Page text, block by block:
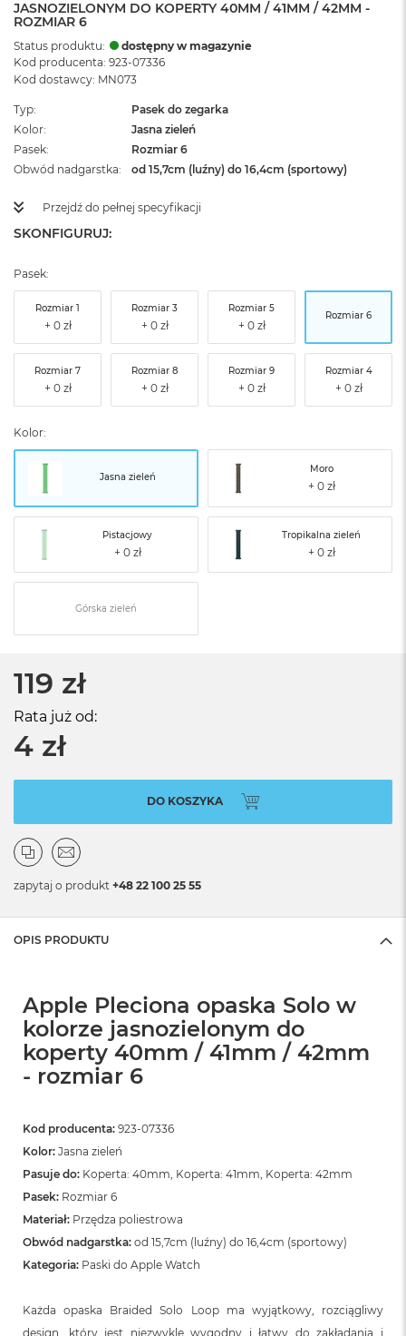
JASNOZIELONYM DO KOPERTY 40MM / 41MM / 42MM -
ROZMIAR 6
Status produktu:
dostępny w magazynie
Kod producenta: 923-07336
Kod dostawcy: MN073
Typ
Pasek do zegarka
Kolor
Jasna zieleń
Pasek
Rozmiar 6
Obwód nadgarstka
od 15,7cm (luźny) do 16,4cm (sportowy)
Przejdź do pełnej specyfikacji
SKONFIGURUJ:
Pasek:
Rozmiar 1 Rozmiar 3 Rozmiar 5
Rozmiar 6
Rozmiar 7 Rozmiar 8 Rozmiar 9 Rozmiar 4
Kolor:
Jasna zieleń
Moro
Pistacjowy Tropikalna zieleń
Górska zieleń
119 zł
Rata już od:
4 zł
DO KOSZYKA
zapytaj o produkt +48 22 100 25 55
OPIS PRODUKTU
Apple Pleciona opaska Solo w
kolorze jasnozielonym do
koperty 40mm / 41mm / 42mm
- rozmiar 6
Kod producenta: 923-07336
Kolor: Jasna zieleń
Pasuje do: Koperta: 40mm, Koperta: 41mm, Koperta: 42mm
Pasek: Rozmiar 6
Materiał: Przędza poliestrowa
Obwód nadgarstka: od 15,7cm (luźny) do 16,4cm (sportowy)
Kategoria: Paski do Apple Watch
Każda opaska Braided Solo Loop ma wyjątkowy, rozciągliwy
design, który jest niezwykle wygodny i łatwy do zakładania i